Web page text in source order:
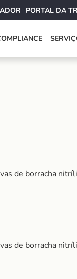
PORTAL DA
de borracha
de borracha